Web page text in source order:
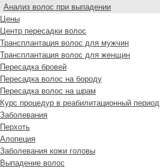
Анализ волос при выпадении
Цены
Центр пересадки волос
Трансплантация волос для мужчин
Трансплантация волос для женщин
Пересадка бровей
Пересадка волос на бороду
Пересадка волос на шрам
Курс процедур в реабилитационный период
Заболевания
Перхоть
Алопеция
Заболевания кожи головы
Выпадение волос